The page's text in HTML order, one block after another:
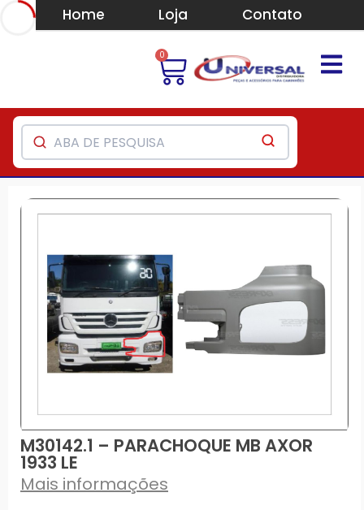
Home Loja Contato
0
M30142.1 – PARACHOQUE MB AXOR
1933 LE
Mais informações